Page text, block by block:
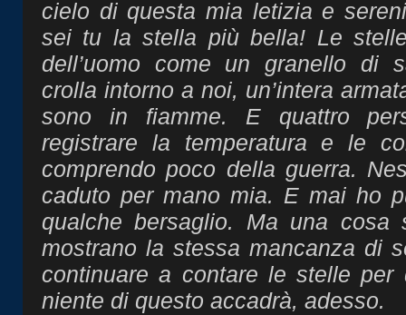
cielo di questa mia letizia e
sei tu la stella più bella! Le
dell’uomo come un granello di
crolla intorno a noi, un’intera
sono in fiamme. E quattro
registrare la temperatura e le
comprendo poco della guerra.
caduto per mano mia. E mai ho
qualche bersaglio. Ma una
mostrano la stessa mancanza di
continuare a contare le stelle per
niente di questo accadrà, adesso.